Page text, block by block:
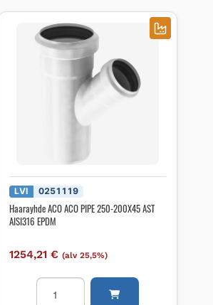
LVI 0251119
Haarayhde ACO ACO PIPE 250-200X45 AST
AISI316 EPDM
1254,21 € (alv 25,5%)
Haarayhde
ACO